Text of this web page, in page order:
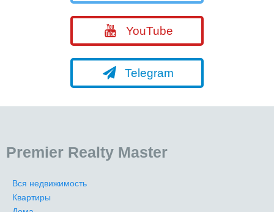
YouTube
Telegram
Premier Realty Master
Вся недвижимость
Квартиры